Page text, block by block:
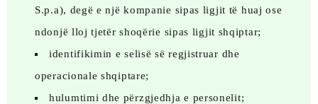
S.p.a), degë e një kompanie sipas ligjit të huaj ose
ndonjë lloj tjetër shoqërie sipas ligjit shqiptar;
identifikimin e selisë së regjistruar dhe
operacionale shqiptare;
hulumtimi dhe përzgjedhja e personelit;